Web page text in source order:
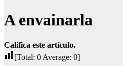
A envainarla
Califica este artículo.
[Total: 0 Average: 0]